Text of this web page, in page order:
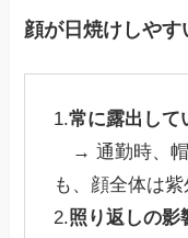
顔が日焼けしやす
1.常に露出して
→ 通勤時、帽
も、顔全体は
2.照り返しの影